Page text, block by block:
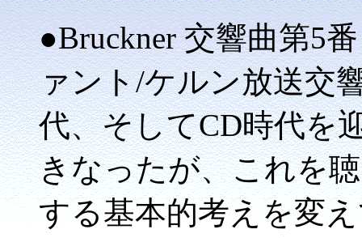
●Bruckner 交響曲第5
ァント/ケルン放送交
代、そしてCD時代を
きなったが、これを
する基本的考えを変